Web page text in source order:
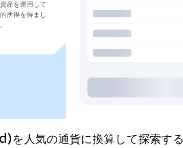
産を運用して
所得を得まし
気の通貨に換算して探索する